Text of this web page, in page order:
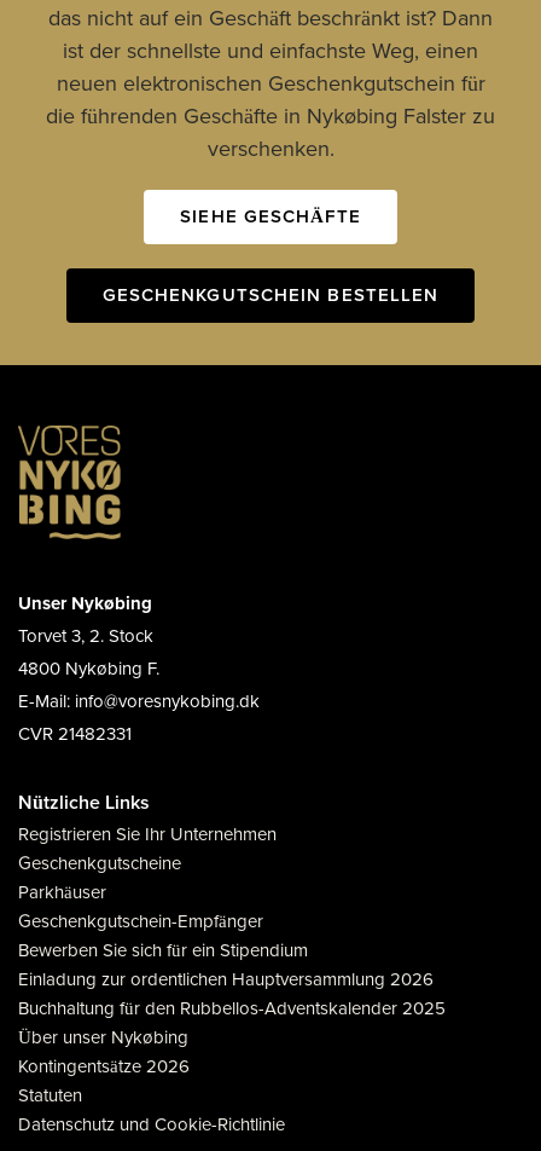
das nicht auf ein Geschäft beschränkt ist? Dann
ist der schnellste und einfachste Weg, einen
neuen elektronischen Geschenkgutschein für
die führenden Geschäfte in Nykøbing Falster zu
verschenken.
SIEHE GESCHÄFTE
GESCHENKGUTSCHEIN BESTELLEN
Unser Nykøbing
Torvet 3, 2. Stock
4800 Nykøbing F.
E-Mail: info@voresnykobing.dk
CVR 21482331
Nützliche Links
Registrieren Sie Ihr Unternehmen
Geschenkgutscheine
Parkhäuser
Geschenkgutschein-Empfänger
Bewerben Sie sich für ein Stipendium
Einladung zur ordentlichen Hauptversammlung 2026
Buchhaltung für den Rubbellos-Adventskalender 2025
Über unser Nykøbing
Kontingentsätze 2026
Statuten
Datenschutz und Cookie-Richtlinie